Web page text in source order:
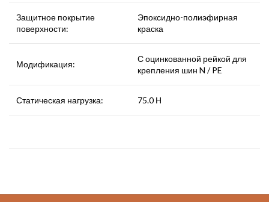
Защитное покрытие
поверхности:
Эпоксидно-полиэфирная
краска
Модификация:
С оцинкованной рейкой для
крепления шин N / PE
Статическая нагрузка: 75.0 Н